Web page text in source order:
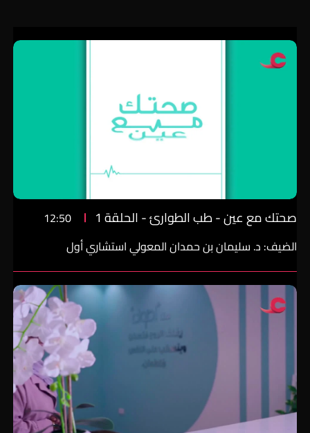
صحتك مع عين - طب الطوارئ - الحلقة 1
12:50
الضيف: د. سليمان بن حمدان المعولي استشاري أول